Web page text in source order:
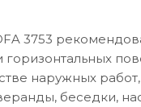
3753
горизонтальных
наружных работ,
беседки,